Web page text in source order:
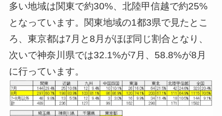
多い地域は関東で約30%、北陸甲信越で約25%
となっています。関東地域の1都3県で見たとこ
ろ、東京都は7月と8月がほぼ同じ割合となり、
次いで神奈川県では32.1%が7月、58.8%が8月
に行っています。